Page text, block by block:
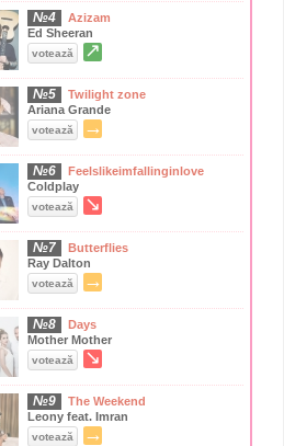
№4
Azizam
Ed Sheeran
votează ↗
№5
Twilight zone
Ariana Grande
votează →
№6
Feelslikeimfallinginlove
Coldplay
votează ↘
№7
Butterflies
Ray Dalton
votează →
№8
Days
Mother Mother
votează ↘
№9
The Weekend
Leony feat. Imran
votează →